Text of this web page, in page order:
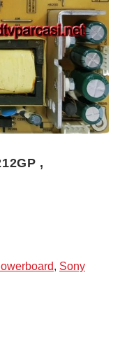
,
, Sony